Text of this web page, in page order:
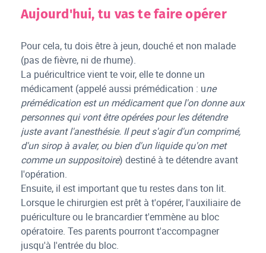
Aujourd'hui, tu vas te faire opérer
Pour cela, tu dois être à jeun, douché et non malade
(pas de fièvre, ni de rhume).
La puéricultrice vient te voir, elle te donne un
médicament (appelé aussi prémédication : une
prémédication est un médicament que l'on donne aux
personnes qui vont être opérées pour les détendre
juste avant l'anesthésie. Il peut s'agir d'un comprimé,
d'un sirop à avaler, ou bien d'un liquide qu'on met
comme un suppositoire) destiné à te détendre avant
l'opération.
Ensuite, il est important que tu restes dans ton lit.
Lorsque le chirurgien est prêt à t'opérer, l'auxiliaire de
puériculture ou le brancardier t'emmène au bloc
opératoire. Tes parents pourront t'accompagner
jusqu'à l'entrée du bloc.